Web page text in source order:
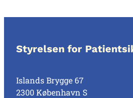
Styrelsen for
Islands Brygge 67
2300 København S